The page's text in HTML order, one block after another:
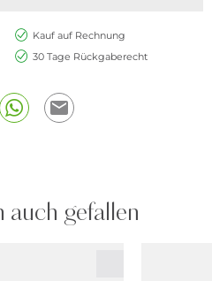
Kauf auf Rechnung
30 Tage Rückgaberecht
auch gefallen